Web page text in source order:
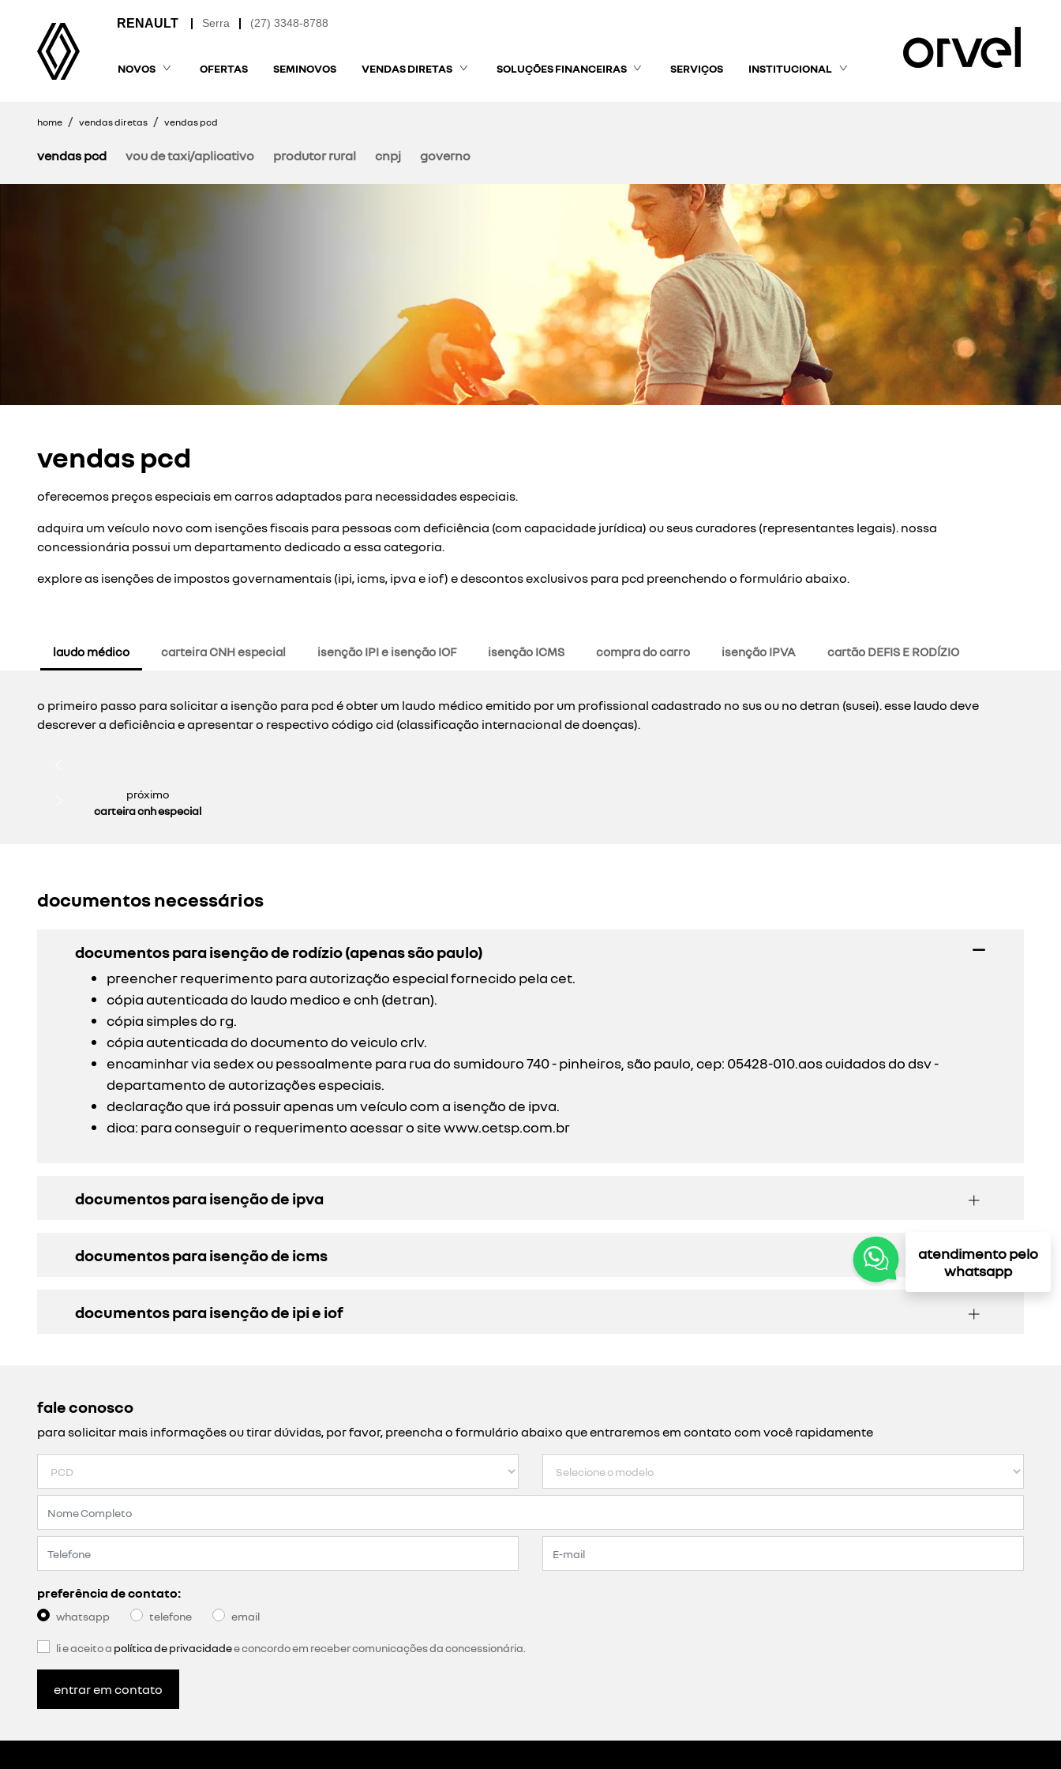
(27) 3348-8788
Serra
NOVOS OFERTAS SEMINOVOS VENDAS DIRETAS SOLUÇÕES FINANCEIRAS SERVIÇOS INSTITUCIONAL
home vendas diretas vendas pcd
vendas pcd vou de taxi/aplicativo produtor rural cnpj governo
vendas pcd
oferecemos preços especiais em carros adaptados para necessidades especiais.
adquira um veículo novo com isenções fiscais para pessoas com deficiência (com capacidade jurídica) ou seus curadores (representantes legais). nossa
concessionária possui um departamento dedicado a essa categoria.
explore as isenções de impostos governamentais (ipi, icms, ipva e iof) e descontos exclusivos para pcd preenchendo o formulário abaixo.
laudo médico carteira CNH especial isenção IPI e isenção IOF isenção ICMS compra do carro isenção IPVA cartão DEFIS E RODÍZIO
o primeiro passo para solicitar a isenção para pcd é obter um laudo médico emitido por um profissional cadastrado no sus ou no detran (susei). esse laudo deve
descrever a deficiência e apresentar o respectivo código cid (classificação internacional de doenças).
próximo
carteira cnh especial
documentos necessários
documentos para isenção de rodízio (apenas são paulo)
preencher requerimento para autorização especial fornecido pela cet.
cópia autenticada do laudo medico e cnh (detran).
cópia simples do rg.
cópia autenticada do documento do veiculo crlv.
encaminhar via sedex ou pessoalmente para rua do sumidouro 740 - pinheiros, são paulo, cep: 05428-010.aos cuidados do dsv -
departamento de autorizações especiais.
declaração que irá possuir apenas um veículo com a isenção de ipva.
dica: para conseguir o requerimento acessar o sitewww.cetsp.com.br
documentos para isenção de ipva
documentos para isenção de icms
documentos para isenção de ipi e iof
fale conosco
para solicitar mais informações ou tirar dúvidas, por favor, preencha o formulário abaixo que entraremos em contato com você rapidamente
preferência de contato:
whatsapp telefone email
li e aceito a política de privacidadee concordo em receber comunicações da concessionária.
entrar em contato
atendimento pelo
whatsapp